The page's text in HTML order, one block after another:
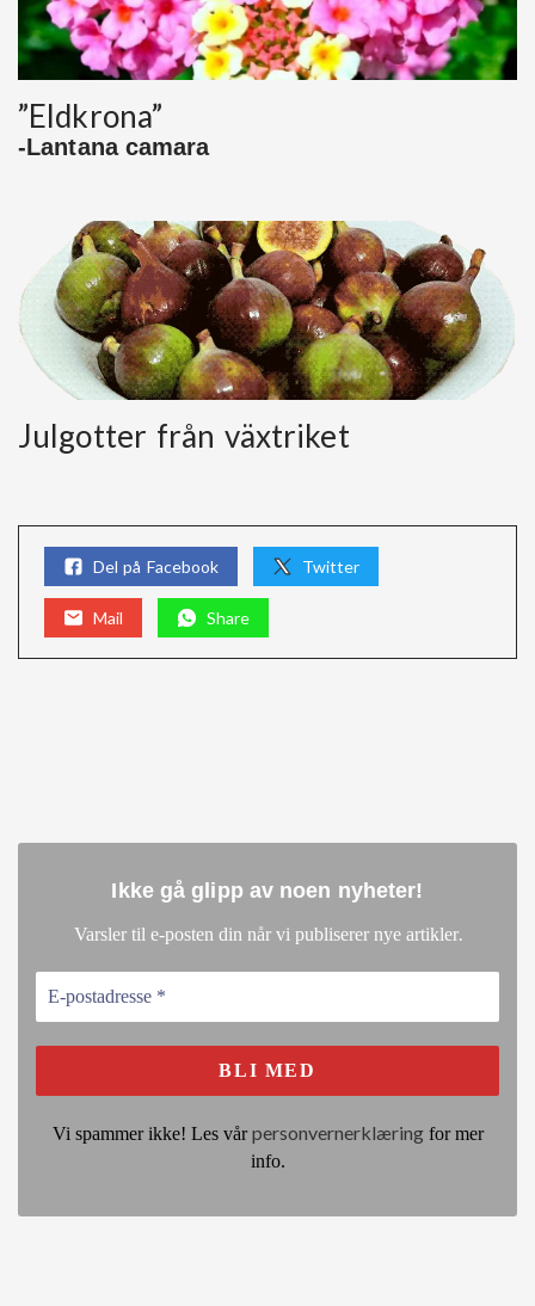
”Eldkrona”
-Lantana camara
Julgotter från växtriket
Del på Facebook Twitter
Mail Share
Ikke gå glipp av noen nyheter!
Varsler til e-posten din når vi publiserer nye artikler.
Vi spammer ikke! Les vårpersonvernerklæringfor mer
info.